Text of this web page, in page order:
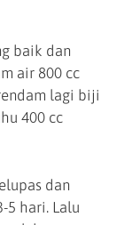
baik dan
air 800 cc
lagi biji
400 cc
dan
5 hari. Lalu